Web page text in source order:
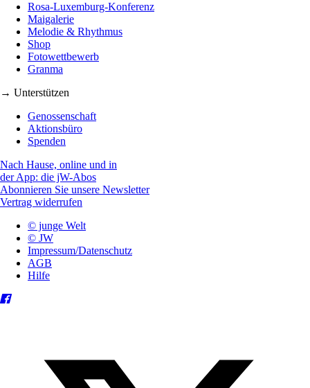
Rosa-Luxemburg-Konferenz
Maigalerie
Melodie & Rhythmus
Shop
Fotowettbewerb
Granma
→ Unterstützen
Genossenschaft
Aktionsbüro
Spenden
Nach Hause, online und in
der App: die jW-Abos
Abonnieren Sie unsere Newsletter
Vertrag widerrufen
© junge Welt
© JW
Impressum/Datenschutz
AGB
Hilfe